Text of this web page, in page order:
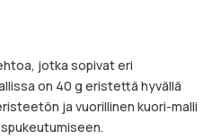
jotka sopivat eri
on 40 g eristettä hyvällä
ja vuorillinen kuori-malli